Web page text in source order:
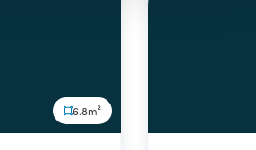
6.8m²